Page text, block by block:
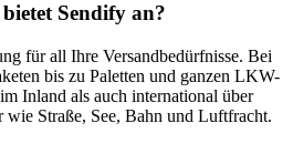
Sendify an?
für all Ihre Versandbedürfnisse. Bei
bis zu Paletten und ganzen LKW-
Inland als auch international über
wie Straße, See, Bahn und Luftfracht.